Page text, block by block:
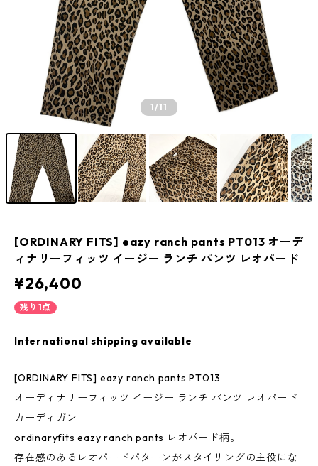
1/11
[ORDINARY FITS] eazy ranch pants PT013 オーデ
ィナリーフィッツ イージー ランチ パンツ レオパード
¥26,400
残り1点
International shipping available
[ORDINARY FITS] eazy ranch pants PT013
オーディナリーフィッツ イージー ランチ パンツ レオパード
カーディガン
ordinaryfits eazy ranch pants レオパード柄。
存在感のあるレオパードパターンがスタイリングの主役にな